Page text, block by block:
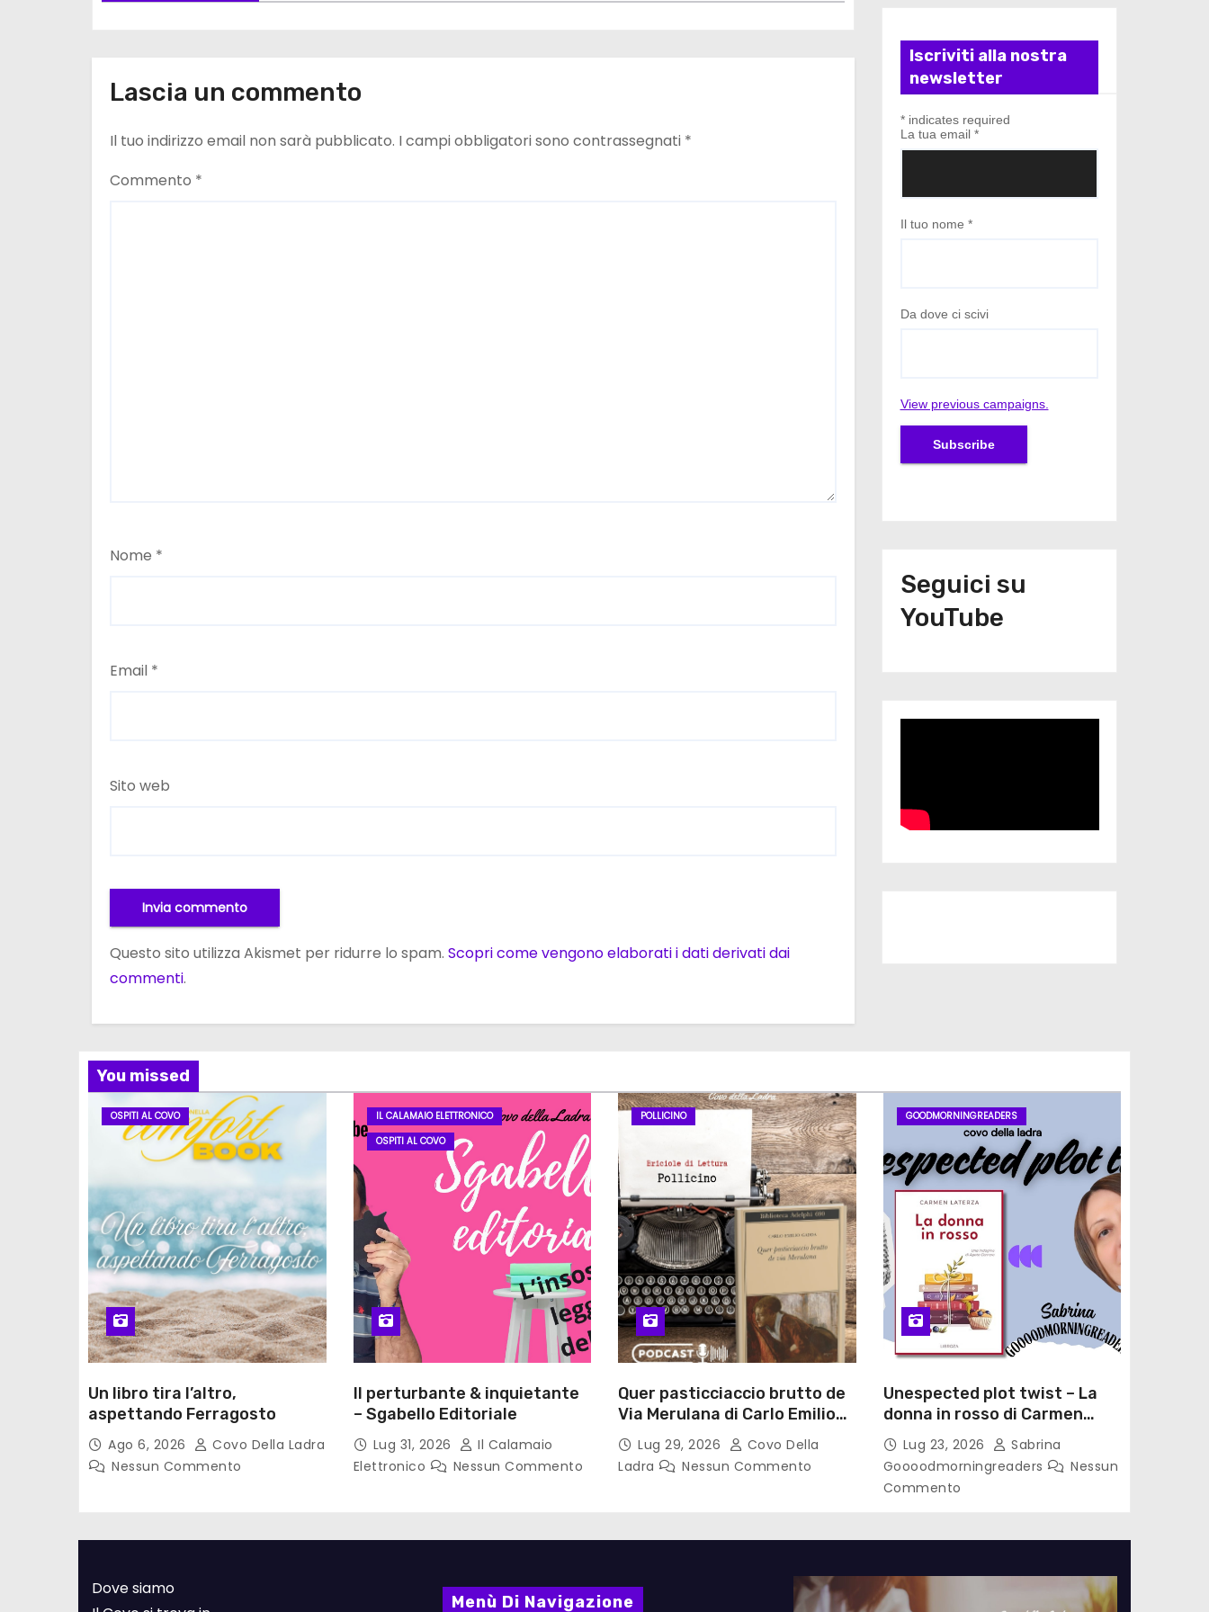
n
e
a
Lascia un commento
Il tuo indirizzo email non sarà pubblicato. I campi obbligatori sono contrassegnati *
Commento *
Nome *
Email *
Sito web
Questo sito utilizza Akismet per ridurre lo spam. Scopri come vengono elaborati i dati derivati dai
commenti.
Iscriviti alla nostra
newsletter
*indicates required
La tua email *
Il tuo nome *
Da dove ci scivi
View previous campaigns.
Seguici su
YouTube
You missed
OSPITI AL COVO
Un libro tira l’altro,
aspettando Ferragosto
Ago 6, 2026
Covo Della Ladra
Nessun Commento
IL CALAMAIO ELETTRONICO
OSPITI AL COVO
Il perturbante & inquietante
– Sgabello Editoriale
Lug 31, 2026
Il Calamaio
Elettronico
Nessun Commento
POLLICINO
Quer pasticciaccio brutto de
Via Merulana di Carlo Emilio
Gadda – Pollicino. Briciole di
lettura
Lug 29, 2026
Covo Della
Ladra
Nessun Commento
GOODMORNINGREADERS
Unespected plot twist – La
donna in rosso di Carmen
Laterza
Lug 23, 2026
Sabrina
Goooodmorningreaders
Nessun
Commento
Dove siamo
Menù Di Navigazione